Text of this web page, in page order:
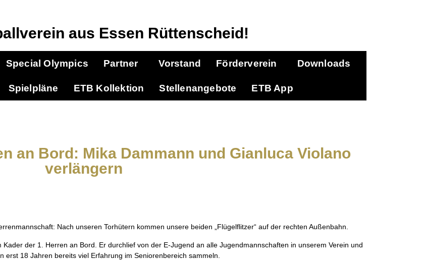
aus Essen Rüttenscheid!
Special Olympics Partner Vorstand Förderverein Downloads
Spielpläne ETB Kollektion Stellenangebote ETB App
an Bord: Mika Dammann und Gianluca Violano
verlängern
Nach unseren Torhütern kommen unsere beiden „Flügelflitzer“ auf der rechten Außenbahn.
der 1. Herren an Bord. Er durchlief von der E-Jugend an alle Jugendmannschaften in unserem Verein und
erst 18 Jahren bereits viel Erfahrung im Seniorenbereich sammeln.